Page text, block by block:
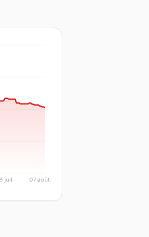
juil. 07 août